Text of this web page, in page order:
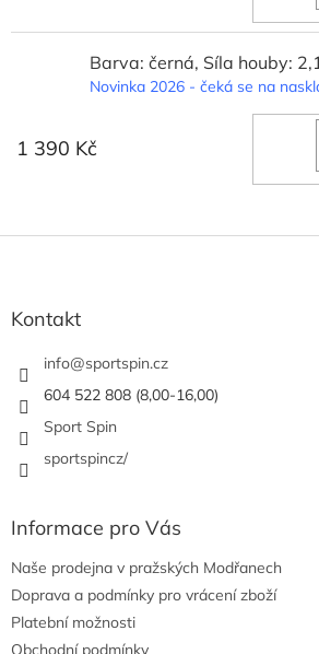
Barva: černá, Síla houby:
Novinka 2026 - čeká se na
1 390 Kč
Z
Kontakt
info@sportspin.cz
604 522 808 (8,00-16,00)
Sport Spin
sportspincz/
Informace pro Vás
Naše prodejna v pražských Modřanech
Doprava a podmínky pro vrácení zboží
Platební možnosti
Obchodní podmínky